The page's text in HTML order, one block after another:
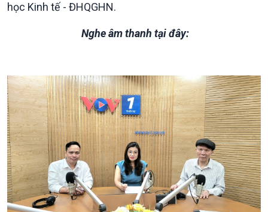
Dòng chảy Kinh tế
Tâm tình biên giới và hải
Nam
Xã hội
Khoa học & Công nghệ
học Kinh tế - ĐHQGHN.
Nghe âm thanh tại đây: